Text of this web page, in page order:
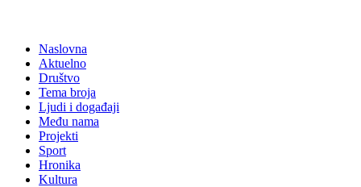
Naslovna
Aktuelno
Društvo
Tema broja
Ljudi i događaji
Među nama
Projekti
Sport
Hronika
Kultura